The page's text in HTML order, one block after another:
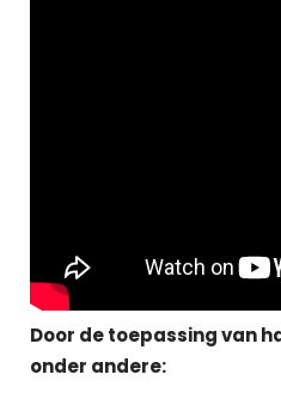
Door de toepassing van
onder andere: